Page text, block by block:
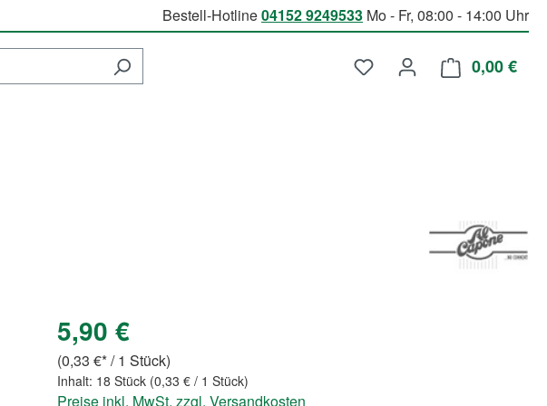
Bestell-Hotline04152 9249533 Mo - Fr, 08:00 - 14:00 Uhr
Du hast 0 Produkte auf
0,00 €
5,90 €
(0,33 €* / 1 Stück)
Inhalt: 18 Stück (0,33 € / 1 Stück)
Preise inkl. MwSt. zzgl. Versandkosten